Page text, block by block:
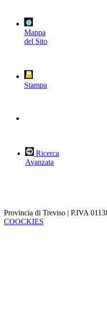
Mappa
del Sito
Stampa
Ricerca
Avanzata
Provincia di Treviso | P.IVA
COOCKIES